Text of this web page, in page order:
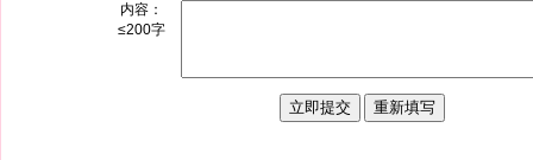
内容：
≤200字